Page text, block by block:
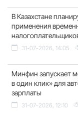
В Казахстане
применения
31-07-2026, 14:05
Минфин запускает
в один клик» для
зарплаты
31-07-2026, 12:10